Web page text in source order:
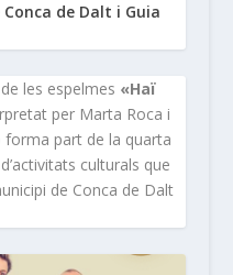
de Dalt i Guia
les espelmes «Haï
per Marta Roca i
forma part de la quarta
culturals que
de Conca de Dalt